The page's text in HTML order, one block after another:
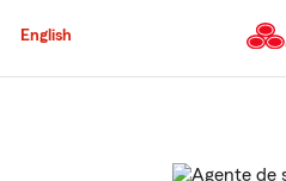
al
English